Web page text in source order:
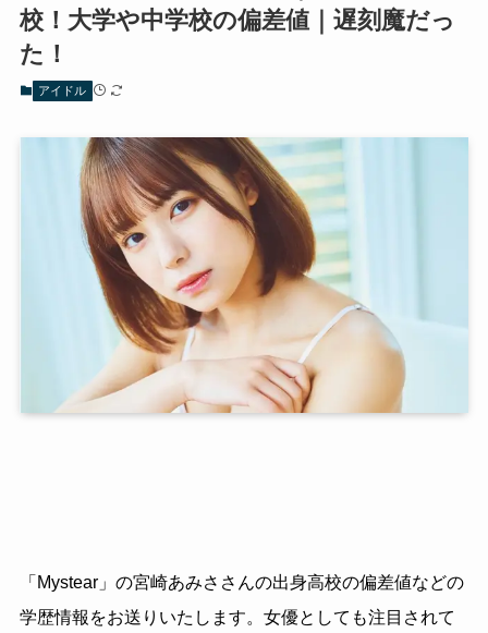
校！大学や中学校の偏差値｜遅刻魔だっ
た！
アイドル
「Mystear」の宮崎あみささんの出身高校の偏差値などの
学歴情報をお送りいたします。女優としても注目されて